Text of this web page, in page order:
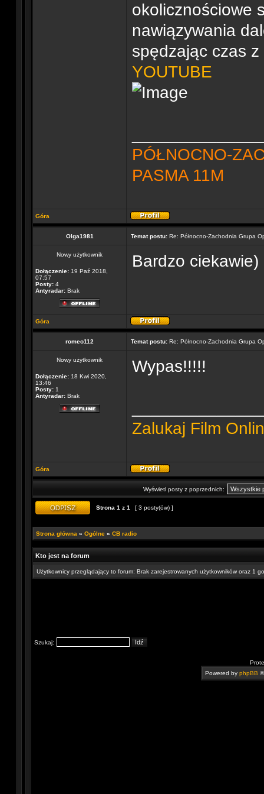
okolicznościowe
nawiązywania
spędzając czas
YOUTUBE
PÓŁNOCNO-
PASMA 11M
Góra
Olga1981 Temat postu: Re: Północno-Zachodnia Grupa
Nowy użytkownik
Dołączenie: 19 Paź 2018,
07:57
Posty: 4
Antyradar: Brak
Bardzo ciekawie)
Góra
romeo112 Temat postu: Re: Północno-Zachodnia Grupa
Nowy użytkownik
Dołączenie: 18 Kwi 2020,
13:46
Posty: 1
Antyradar: Brak
Wypas!!!!!
Zalukaj Film
Góra
Wyświetl posty z poprzednich:
Strona 1 z 1 [ 3 posty(ów) ]
Strona główna » Ogólne » CB radio
Kto jest na forum
Użytkownicy przeglądający to forum: Brak zarejestrowanych użytkowników oraz 1
Szukaj:
Powered by phpBB